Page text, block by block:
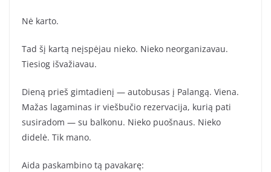
Nė karto.
Tad šį kartą neįspėjau nieko. Nieko neorganizavau.
Tiesiog išvažiavau.
Dieną prieš gimtadienį — autobusas į Palangą. Viena.
Mažas lagaminas ir viešbučio rezervacija, kurią pati
susiradom — su balkonu. Nieko puošnaus. Nieko
didelė. Tik mano.
Aida paskambino tą pavakarę: